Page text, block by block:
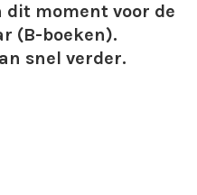
dit moment voor de
(B-boeken).
snel verder.